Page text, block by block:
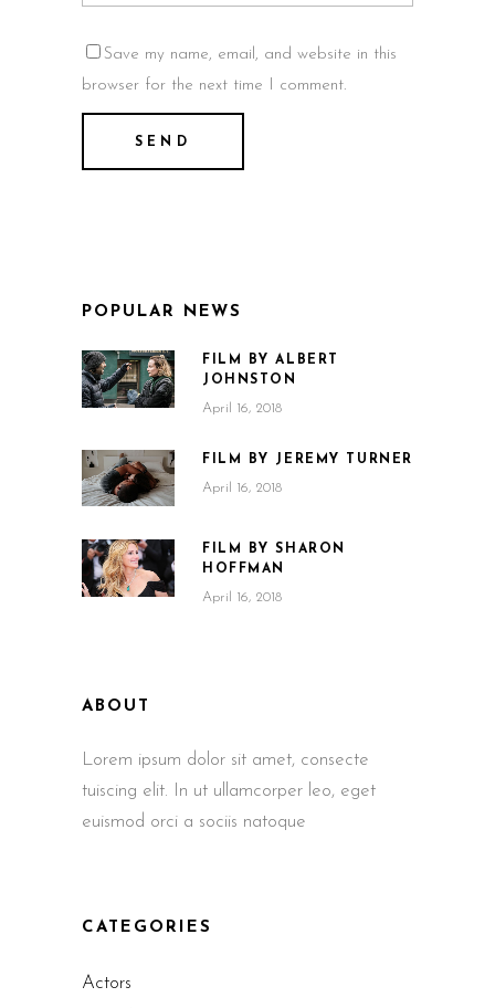
Save my name, email, and website in this
browser for the next time I comment.
POPULAR NEWS
FILM BY ALBERT
JOHNSTON
April 16, 2018
FILM BY JEREMY TURNER
April 16, 2018
FILM BY SHARON
HOFFMAN
April 16, 2018
ABOUT
Lorem ipsum dolor sit amet, consecte
tuiscing elit. In ut ullamcorper leo, eget
euismod orci a sociis natoque
CATEGORIES
Actors